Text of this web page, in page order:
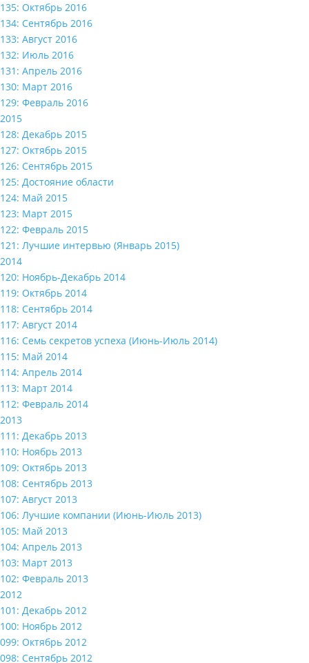
135: Октябрь 2016
134: Сентябрь 2016
133: Август 2016
132: Июль 2016
131: Апрель 2016
130: Март 2016
129: Февраль 2016
2015
128: Декабрь 2015
127: Октябрь 2015
126: Сентябрь 2015
125: Достояние области
124: Май 2015
123: Март 2015
122: Февраль 2015
121: Лучшие интервью (Январь 2015)
2014
120: Ноябрь-Декабрь 2014
119: Октябрь 2014
118: Сентябрь 2014
117: Август 2014
116: Семь секретов успеха (Июнь-Июль 2014)
115: Май 2014
114: Апрель 2014
113: Март 2014
112: Февраль 2014
2013
111: Декабрь 2013
110: Ноябрь 2013
109: Октябрь 2013
108: Сентябрь 2013
107: Август 2013
106: Лучшие компании (Июнь-Июль 2013)
105: Май 2013
104: Апрель 2013
103: Март 2013
102: Февраль 2013
2012
101: Декабрь 2012
100: Ноябрь 2012
099: Октябрь 2012
098: Сентябрь 2012